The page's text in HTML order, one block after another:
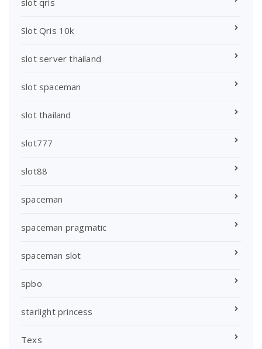
Slot Qris 10k
slot server thailand
slot spaceman
slot thailand
slot777
slot88
spaceman
spaceman pragmatic
spaceman slot
spbo
starlight princess
Texs